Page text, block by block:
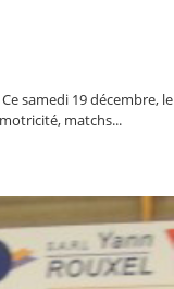
samedi 19 décembre, le
matchs...